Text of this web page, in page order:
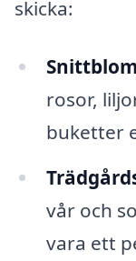
skicka:
rosor,
buketter
vår och
vara ett